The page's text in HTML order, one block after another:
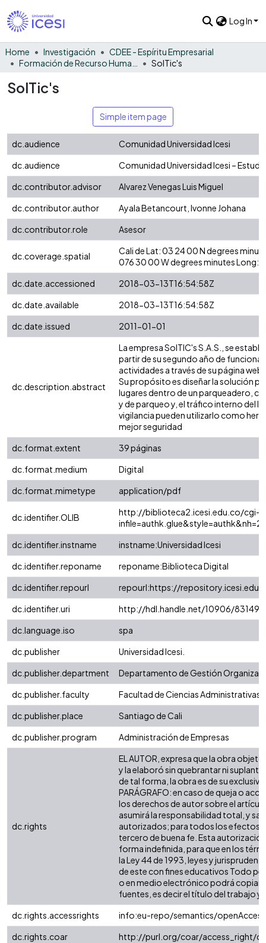
Log In
Home Investigación
CDEE - Espíritu Empresarial
SolTic's
SolTic's
Simple item page
dc.audience
Comunidad Universidad Icesi
dc.audience
Comunidad Universidad Icesi –
dc.contributor.advisor
Alvarez Venegas Luis Miguel
dc.contributor.author
Ayala Betancourt, Ivonne Johana
dc.contributor.role
Asesor
dc.coverage.spatial
Cali de Lat: 03 24 00 N degrees
076 30 00 W degrees minutes Long:
dc.date.accessioned
2018-03-13T16:54:58Z
dc.date.available
2018-03-13T16:54:58Z
dc.date.issued
2011-01-01
dc.description.abstract
La empresa SolTIC's S.A.S., se
partir de su segundo año de
actividades a través de su página
Su propósito es diseñar la solución
lugares dentro de un parqueadero,
y de parqueo y, el tráfico interno del
vigilancia pueden utilizarlo como
mejor seguridad
dc.format.extent
39 páginas
dc.format.medium
Digital
dc.format.mimetype
application/pdf
dc.identifier.OLIB
http://biblioteca2.icesi.edu.co/cgi-
dc.identifier.instname
instname:Universidad Icesi
dc.identifier.reponame
reponame:Biblioteca Digital
dc.identifier.repourl
repourl:https://
dc.identifier.uri
http://hdl.handle.net/10906/83149
dc.language.iso
spa
dc.publisher
Universidad Icesi.
dc.publisher.department
Departamento de Gestión
dc.publisher.faculty
Facultad de Ciencias Administrativas
dc.publisher.place
Santiago de Cali
dc.publisher.program
Administración de Empresas
dc.rights
EL AUTOR, expresa que la obra
y la elaboró sin quebrantar ni
de tal forma, la obra es de su
PARÁGRAFO: en caso de queja o
los derechos de autor sobre el
asumirá la responsabilidad total, y
autorizados; para todos los efectos,
tercero de buena fe. Esta
forma indefinida, para que en los
la Ley 44 de 1993, leyes y
de este con fines educativos Todo
o en medio electrónico podrá copiar
fuentes, es decir el título del trabajo y
dc.rights.accessrights
info:eu-repo/semantics/openAccess
dc.rights.coar
http://purl.org/coar/access_right/